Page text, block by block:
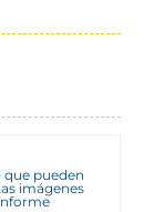
que pueden
imágenes